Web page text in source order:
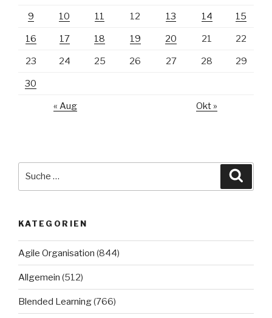
9 10 11 12 13 14 15
16 17 18 19 20 21 22
23 24 25 26 27 28 29
30
« Aug Okt »
KATEGORIEN
Agile Organisation (844)
Allgemein (512)
Blended Learning(766)